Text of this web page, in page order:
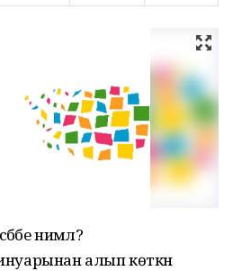
нимәлә?
алып көткән